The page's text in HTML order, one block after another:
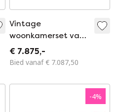
Vintage
woonkamerset van
Paolo Buffa voor
Pozzi en Verga,
€ 7.875,-
Bied vanaf € 7.087,50
-4%